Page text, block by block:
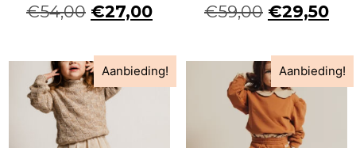
€54,00 €27,00 €59,00 €29,50
Aanbieding! Aanbieding!